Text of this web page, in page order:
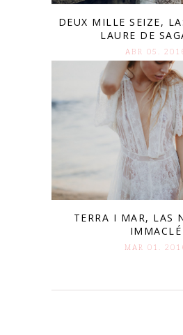
DEUX MILLE SEIZE,
LAURE DE
ABR 05.
TERRA I MAR, LAS
IMMACLÉ
MAR 01.